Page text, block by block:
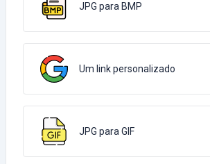
JPG para BMP
Um link personalizado
JPG para GIF